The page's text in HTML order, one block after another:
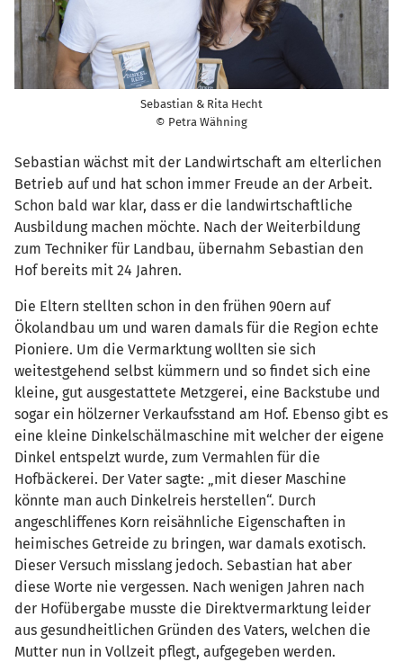
Sebastian & Rita Hecht
© Petra Wähning
Sebastian wächst mit der Landwirtschaft am elterlichen
Betrieb auf und hat schon immer Freude an der Arbeit.
Schon bald war klar, dass er die landwirtschaftliche
Ausbildung machen möchte. Nach der Weiterbildung
zum Techniker für Landbau, übernahm Sebastian den
Hof bereits mit 24 Jahren.
Die Eltern stellten schon in den frühen 90ern auf
Ökolandbau um und waren damals für die Region echte
Pioniere. Um die Vermarktung wollten sie sich
weitestgehend selbst kümmern und so findet sich eine
kleine, gut ausgestattete Metzgerei, eine Backstube und
sogar ein hölzerner Verkaufsstand am Hof. Ebenso gibt es
eine kleine Dinkelschälmaschine mit welcher der eigene
Dinkel entspelzt wurde, zum Vermahlen für die
Hofbäckerei. Der Vater sagte: „mit dieser Maschine
könnte man auch Dinkelreis herstellen“. Durch
angeschliffenes Korn reisähnliche Eigenschaften in
heimisches Getreide zu bringen, war damals exotisch.
Dieser Versuch misslang jedoch. Sebastian hat aber
diese Worte nie vergessen. Nach wenigen Jahren nach
der Hofübergabe musste die Direktvermarktung leider
aus gesundheitlichen Gründen des Vaters, welchen die
Mutter nun in Vollzeit pflegt, aufgegeben werden.